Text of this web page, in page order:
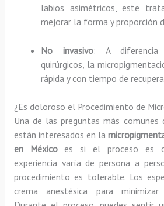
labios asimétricos, este
mejorar la forma y proporción
No invasivo: A diferencia
quirúrgicos, la
rápida y con tiempo de
¿Es doloroso el Procedimiento de
Una de las preguntas más comunes
están interesados en la
en Méxicoes si el proceso es
experiencia varía de persona a
procedimiento es tolerable. Los
crema anestésica para